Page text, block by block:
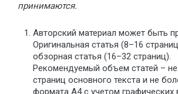
принимаются.
Авторский материал может быть
Оригинальная статья (8–16
обзорная статья (16–32 страниц).
Рекомендуемый объем статей –
страниц основного текста и не
формата А4 с учетом графических